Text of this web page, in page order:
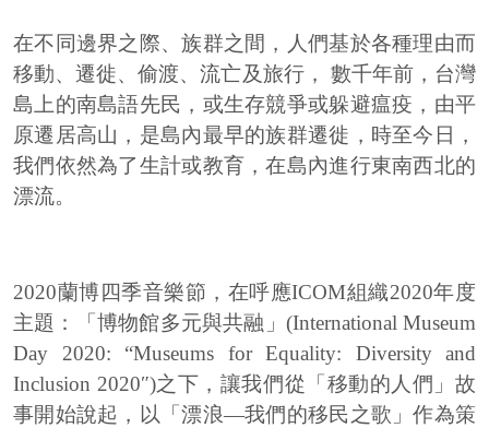
在不同邊界之際、族群之間，人們基於各種理由而
移動、遷徙、偷渡、流亡及旅行， 數千年前，台灣
島上的南島語先民，或生存競爭或躲避瘟疫，由平
原遷居高山，是島內最早的族群遷徙，時至今日，
我們依然為了生計或教育，在島內進行東南西北的
漂流。
2020蘭博四季音樂節，在呼應ICOM組織2020年度
主題：「博物館多元與共融」(International Museum
Day 2020: “Museums for Equality: Diversity and
Inclusion 2020″)之下，讓我們從「移動的人們」故
事開始說起，以「漂浪—我們的移民之歌」作為策